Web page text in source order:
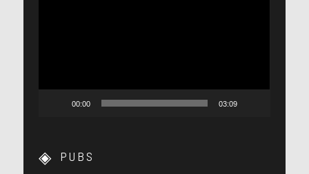
00:00 03:09
PUBS